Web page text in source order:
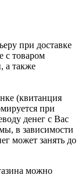
при доставке
с товаром
а также
(квитанция
при
денег с Вас
в зависимости
может занять до
можно